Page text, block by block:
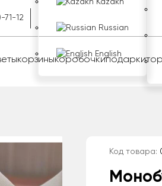
71-12
Kazakh
Russian
English
корзиныкоробочкиподарки
Код товара: